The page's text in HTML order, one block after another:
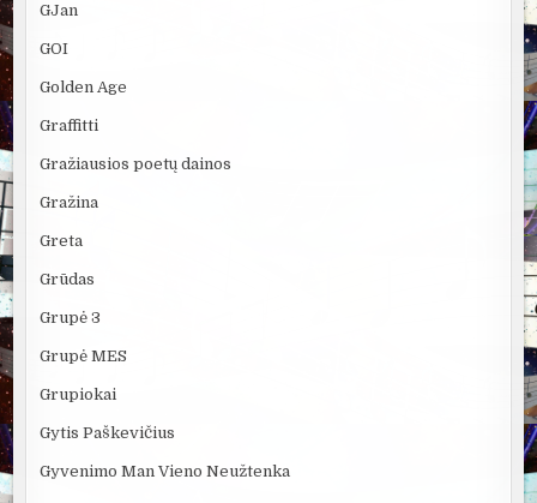
GJan
GOI
Golden Age
Graffitti
Gražiausios poetų dainos
Gražina
Greta
Grūdas
Grupė 3
Grupė MES
Grupiokai
Gytis Paškevičius
Gyvenimo Man Vieno Neužtenka